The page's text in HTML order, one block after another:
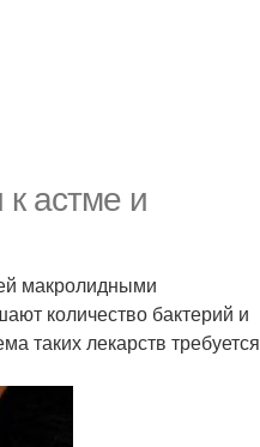
астме и
макролидными
количество бактерий и
таких лекарств требуется